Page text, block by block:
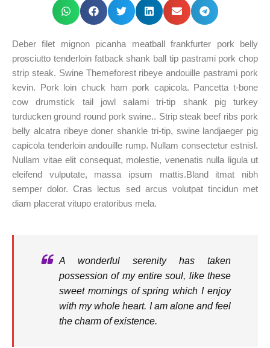
Deber filet mignon picanha meatball frankfurter pork belly
prosciutto tenderloin fatback shank ball tip pastrami pork chop
strip steak. Swine Themeforest ribeye andouille pastrami pork
kevin. Pork loin chuck ham pork capicola. Pancetta t-bone
cow drumstick tail jowl salami tri-tip shank pig turkey
turducken ground round pork swine.. Strip steak beef ribs pork
belly alcatra ribeye doner shankle tri-tip, swine landjaeger pig
capicola tenderloin andouille rump. Nullam consectetur estnisl.
Nullam vitae elit consequat, molestie, venenatis nulla ligula ut
eleifend vulputate, massa ipsum mattis.Bland itmat nibh
semper dolor. Cras lectus sed arcus volutpat tincidun met
diam placerat vitupo eratoribus mela.
A wonderful serenity has taken
possession of my entire soul, like these
sweet mornings of spring which I enjoy
with my whole heart. I am alone and feel
the charm of existence.